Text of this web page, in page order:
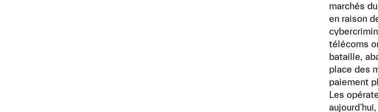
marchés
en raison
télécoms
bataille,
place des
paiement
Les